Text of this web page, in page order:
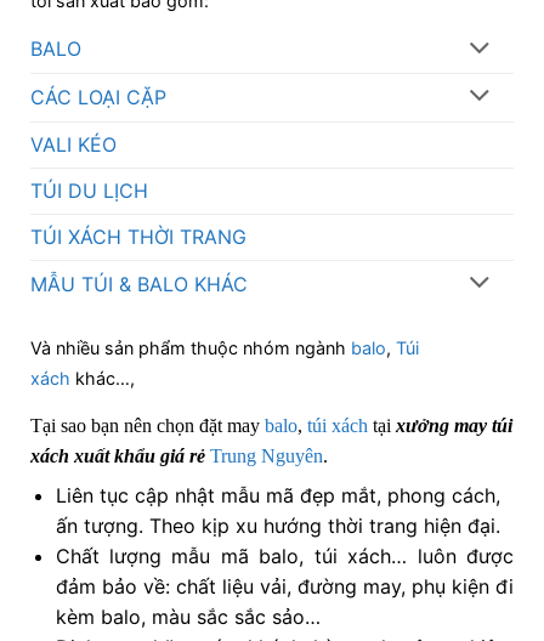
BALO
CÁC LOẠI CẶP
VALI KÉO
TÚI DU LỊCH
TÚI XÁCH THỜI TRANG
MẪU TÚI & BALO KHÁC
Và nhiều sản phẩm thuộc nhóm ngành balo, Túi
xách khác…,
Tại sao bạn nên chọn đặt may balo, túi xách tại xưởng may túi
xách xuất khẩu giá rẻ Trung Nguyên.
Liên tục cập nhật mẫu mã đẹp mắt, phong cách,
ấn tượng. Theo kịp xu hướng thời trang hiện đại.
Chất lượng mẫu mã balo, túi xách… luôn được
đảm bảo về: chất liệu vải, đường may, phụ kiện đi
kèm balo, màu sắc sắc sảo…